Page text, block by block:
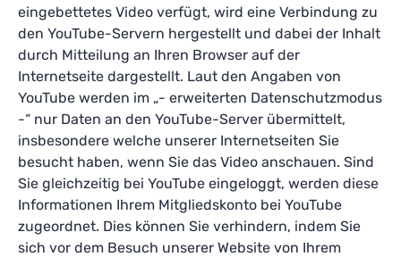
eingebettetes Video verfügt, wird eine Verbindung zu
den YouTube-Servern hergestellt und dabei der Inhalt
durch Mitteilung an Ihren Browser auf der
Internetseite dargestellt. Laut den Angaben von
YouTube werden im „- erweiterten Datenschutzmodus
-“ nur Daten an den YouTube-Server übermittelt,
insbesondere welche unserer Internetseiten Sie
besucht haben, wenn Sie das Video anschauen. Sind
Sie gleichzeitig bei YouTube eingeloggt, werden diese
Informationen Ihrem Mitgliedskonto bei YouTube
zugeordnet. Dies können Sie verhindern, indem Sie
sich vor dem Besuch unserer Website von Ihrem